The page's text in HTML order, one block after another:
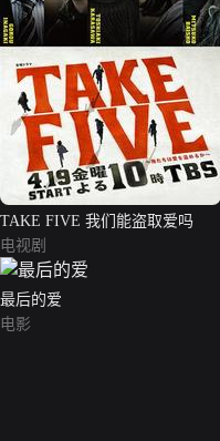
TAKE FIVE 我们能盗取爱吗
电视剧
最后的爱
电影